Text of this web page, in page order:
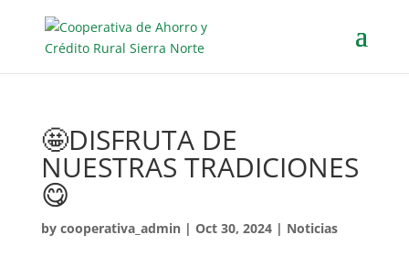
🤩DISFRUTA DE
NUESTRAS TRADICIONES
😋
by cooperativa_admin| Oct 30, 2024| Noticias